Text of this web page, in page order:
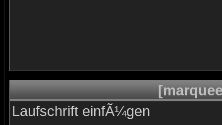
Laufschrift einfÃ¼gen